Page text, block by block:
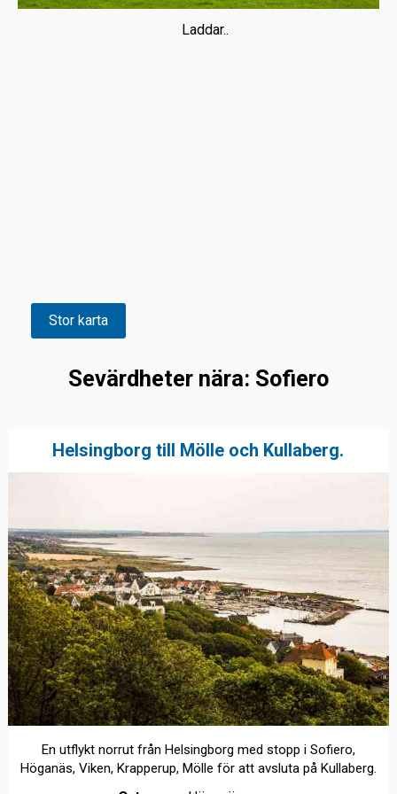
Laddar..
Stor karta
Sevärdheter nära: Sofiero
Helsingborg till Mölle och Kullaberg.
En utflykt norrut från Helsingborg med stopp i Sofiero,
Höganäs, Viken, Krapperup, Mölle för att avsluta på Kullaberg.